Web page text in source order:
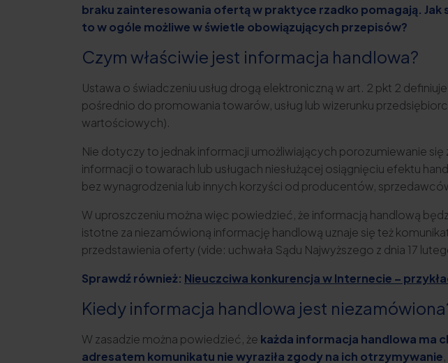
braku zainteresowania ofertą w praktyce rzadko pomagają.
to w ogóle możliwe w świetle obowiązujących przepisów?
Czym właściwie jest informacja handlowa?
Ustawa o świadczeniu usług drogą elektroniczną w art. 2 pkt 2
pośrednio do promowania towarów, usług lub wizerunku
wartościowych).
Nie dotyczy to jednak informacji umożliwiających porozumiewanie
informacji o towarach lub usługach niesłużącej osiągnięciu efektu
bez wynagrodzenia lub innych korzyści od producentów,
W uproszczeniu można więc powiedzieć, że informacją handlową
istotne za niezamówioną informację handlową uznaje się też
przedstawienia oferty (vide: uchwała Sądu Najwyższego z dnia 17
Sprawdź również: Nieuczciwa konkurencja w Internecie –
Kiedy informacja handlowa jest
W zasadzie można powiedzieć, że każda informacja handlowa ma
adresatem komunikatu nie wyraziła zgody na ich otrzymywanie